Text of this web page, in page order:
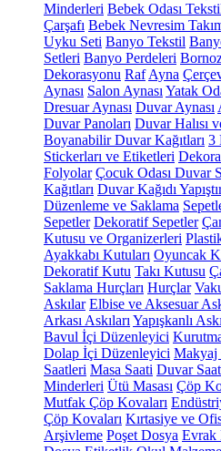
Minderleri Bebek Odası
Çarşafı Bebek Nevresim
Uyku Seti Banyo Tekstil
Setleri Banyo Perdeleri
Dekorasyonu Raf Ayna
Aynası Salon Aynası Yatak
Dresuar Aynası Duvar Aynası
Duvar Panoları Duvar Halısı
Boyanabilir Duvar Kağıtları 3
Stickerları ve Etiketleri
Folyolar Çocuk Odası Duvar
Kağıtları Duvar Kağıdı
Düzenleme ve Saklama
Sepetler Dekoratif Sepetler
Kutusu ve Organizerleri
Ayakkabı Kutuları Oyuncak
Dekoratif Kutu Takı Kutusu
Saklama Hurçları Hurçlar
Askılar Elbise ve Aksesuar
Arkası Askıları Yapışkanlı
Bavul İçi Düzenleyici
Dolap İçi Düzenleyici Makyaj
Saatleri Masa Saati Duvar
Minderleri Ütü Masası Çöp
Mutfak Çöp Kovaları
Çöp Kovaları Kırtasiye ve
Arşivleme Poşet Dosya Evrak